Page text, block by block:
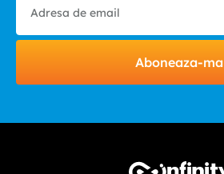
Aboneaza-ma